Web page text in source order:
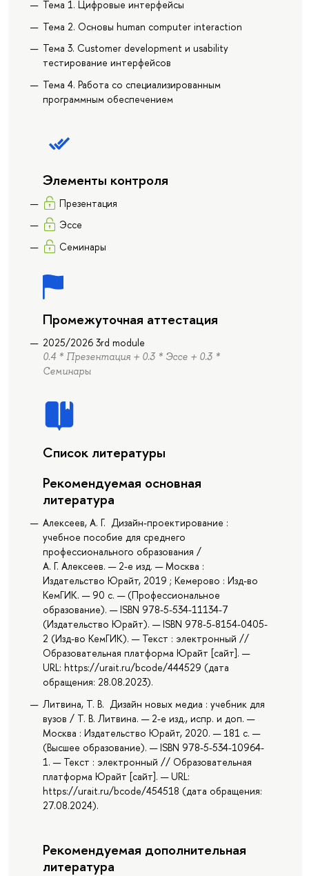
Тема 1. Цифровые интерфейсы
Тема 2. Основы human computer interaction
Тема 3. Customer development и usability
тестирование интерфейсов
Тема 4. Работа со специализированным
программным обеспечением
Элементы контроля
Презентация
Эссе
Семинары
Промежуточная аттестация
2025/2026 3rd module
0.4 * Презентация + 0.3 * Эссе + 0.3 *
Семинары
Список литературы
Рекомендуемая основная
литература
Алексеев, А. Г. Дизайн-проектирование :
учебное пособие для среднего
профессионального образования /
А. Г. Алексеев. — 2-е изд. — Москва :
Издательство Юрайт, 2019 ; Кемерово : Изд-во
КемГИК. — 90 с. — (Профессиональное
образование). — ISBN 978-5-534-11134-7
(Издательство Юрайт). — ISBN 978-5-8154-0405-
2 (Изд-во КемГИК). — Текст : электронный //
Образовательная платформа Юрайт [сайт]. —
URL: https://urait.ru/bcode/444529 (дата
обращения: 28.08.2023).
Литвина, Т. В. Дизайн новых медиа : учебник для
вузов / Т. В. Литвина. — 2-е изд., испр. и доп. —
Москва : Издательство Юрайт, 2020. — 181 с. —
(Высшее образование). — ISBN 978-5-534-10964-
1. — Текст : электронный // Образовательная
платформа Юрайт [сайт]. — URL:
https://urait.ru/bcode/454518 (дата обращения:
27.08.2024).
Рекомендуемая дополнительная
литература